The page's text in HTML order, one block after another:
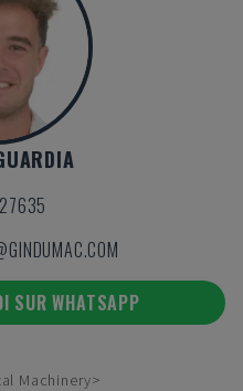
SUR WHATSAPP
Machinery